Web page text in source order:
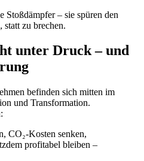
Stoßdämpfer – sie spüren den
zu brechen.
unter Druck – und
befinden sich mitten im
und Transformation.
CO₂-Kosten senken,
profitabel bleiben –